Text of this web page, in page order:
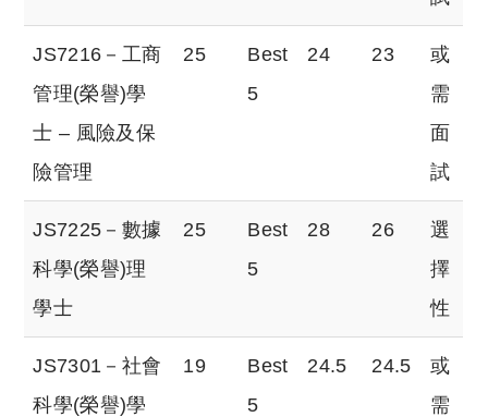
JS7216－工商
管理(榮譽)學
士 – 風險及保
險管理
25
Best
5
24 23
或
需
面
試
JS7225－數據
科學(榮譽)理
學士
25
Best
5
28 26
選
擇
性
JS7301－社會
科學(榮譽)學
19
Best
5
24.5 24.5
或
需